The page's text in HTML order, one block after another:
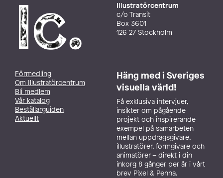
Illustratörcentrum
c/o Transit
Box 3601
126 27 Stockholm
Förmedling
Om Illustratörcentrum
Bli medlem
Vår katalog
Beställarguiden
Aktuellt
Häng med i Sveriges
visuella värld!
Få exklusiva intervjuer,
insikter om pågående
projekt och inspirerande
exempel på samarbeten
mellan uppdragsgivare,
illustratörer, formgivare och
animatörer – direkt i din
inkorg 8 gånger per år i vårt
brev Pixel & Penna.